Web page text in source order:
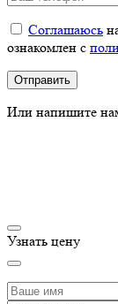
Соглашаюсь
ознакомлен с
Или напишите
Узнать цену